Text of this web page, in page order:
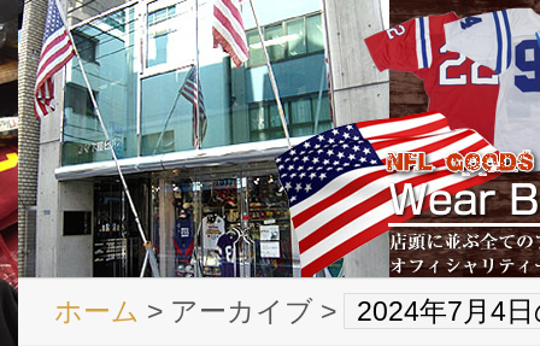
ホーム > アーカイブ > 2024年7月4